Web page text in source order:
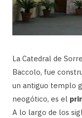
La Catedral de
Baccolo, fue
un antiguo templo
neogótico, es el
A lo largo de los